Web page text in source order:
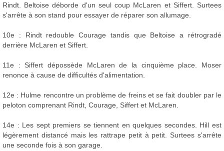
Rindt. Beltoise déborde d'un seul coup McLaren et Siffert. Surtees
s'arrête à son stand pour essayer de réparer son allumage.
10e : Rindt redouble Courage tandis que Beltoise a rétrogradé
derrière McLaren et Siffert.
11e : Siffert dépossède McLaren de la cinquième place. Moser
renonce à cause de difficultés d'alimentation.
12e : Hulme rencontre un problème de freins et se fait doubler par le
peloton comprenant Rindt, Courage, Siffert et McLaren.
14e : Les sept premiers se tiennent en quelques secondes. Hill est
légèrement distancé mais les rattrape petit à petit. Surtees s'arrête
une seconde fois à son garage.